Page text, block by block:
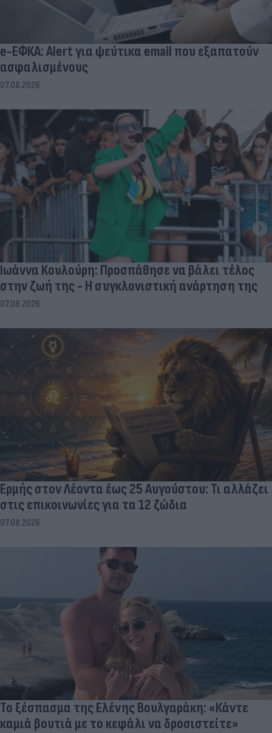
e-ΕΦΚΑ: Alert για ψεύτικα email που εξαπατούν
ασφαλισμένους
07.08.2026
Ιωάννα Κουλούρη: Προσπάθησε να βάλει τέλος
στην ζωή της - Η συγκλονιστική ανάρτηση της
07.08.2026
Ερμής στον Λέοντα έως 25 Αυγούστου: Τι αλλάζει
στις επικοινωνίες για τα 12 ζώδια
07.08.2026
Το ξέσπασμα της Ελένης Βουλγαράκη: «Κάντε
καμιά βουτιά με το κεφάλι να δροσιστείτε»